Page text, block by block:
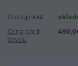
Dostupnost
Cena před
slevou